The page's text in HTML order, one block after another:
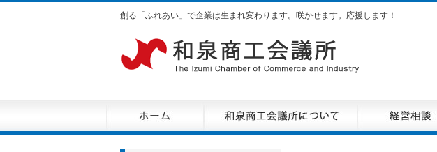
創る「ふれあい」で企業は生まれ変わります。咲かせます。応援します！